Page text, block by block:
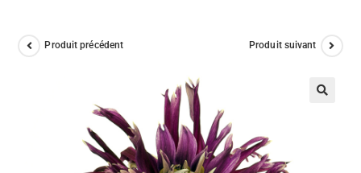
Produit précédent Produit suivant